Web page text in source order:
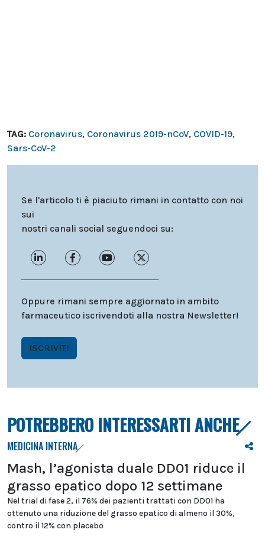
TAG: Coronavirus, Coronavirus 2019-nCoV, COVID-19,
Sars-CoV-2
Se l'articolo ti è piaciuto rimani in contatto con noi
sui
nostri canali social seguendoci su:
Oppure rimani sempre aggiornato in ambito
farmaceutico iscrivendoti alla nostra Newsletter!
ISCRIVITI
POTREBBERO INTERESSARTI ANCHE
MEDICINA INTERNA
Mash, l’agonista duale DD01 riduce il
grasso epatico dopo 12 settimane
Nel trial di fase 2, il 76% dei pazienti trattati con DD01 ha
ottenuto una riduzione del grasso epatico di almeno il 30%,
contro il 12% con placebo